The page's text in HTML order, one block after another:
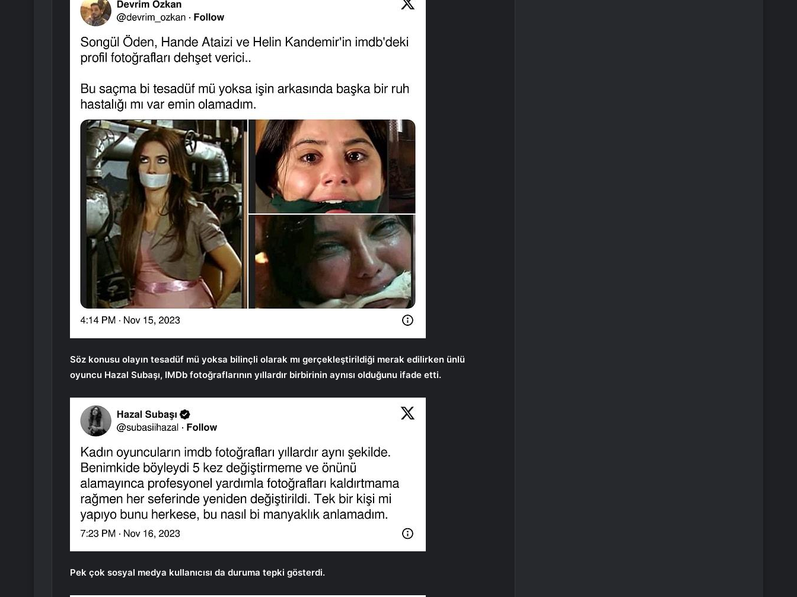
Söz konusu olayın tesadüf mü yoksa bilinçli olarak mı gerçekleştirildiği merak edilirken ünlü
oyuncu Hazal Subaşı, IMDb fotoğraflarının yıllardır birbirinin aynısı olduğunu ifade etti.
Pek çok sosyal medya kullanıcısı da duruma tepki gösterdi.